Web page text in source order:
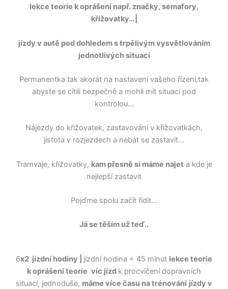
lekce teorie k oprášení např. značky, semafory,
křižovatky…|
jízdy v autě pod dohledem s trpělivým vysvětlováním
jednotlivých situací
Permanentka tak akorát na nastavení vašeho řízení,tak
abyste se cítili bezpečně a mohli mít situaci pod
kontrolou…
Nájezdy do křižovatek, zastavování v křižovatkách,
jistota v rozjezdech a nebát se zastavit…
Tramvaje, křižovatky, kam přesně si máme najet a kde je
nejlepší zastavit
Pojďme spolu začít řídit…
Já se těším už teď..
6x2 jízdní hodiny | jízdní hodina = 45 minut lekce teorie
k oprášení teorie víc jízd k procvičení dopravních
situací, jednoduše, máme více času na trénování jízdy v